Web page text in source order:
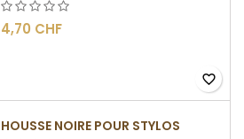
4,70 CHF
favorite_border
HOUSSE NOIRE POUR STYLOS